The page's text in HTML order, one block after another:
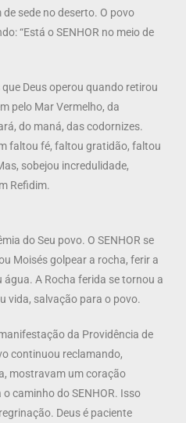
sede no deserto. O povo
“Está o SENHOR no meio de
Deus operou quando retirou
pelo Mar Vermelho, da
do maná, das codornizes.
faltou fé, faltou gratidão, faltou
sobejou incredulidade,
Refidim.
do Seu povo. O SENHOR se
Moisés golpear a rocha, ferir a
A Rocha ferida se tornou a
vida, salvação para o povo.
da Providência de
continuou reclamando,
mostravam um coração
caminho do SENHOR. Isso
Deus é paciente